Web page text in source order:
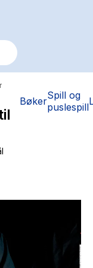
BøkerSpill og
puslespill